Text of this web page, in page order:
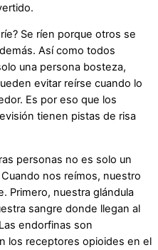
.
Se ríen porque otros se
Así como todos
una persona bosteza,
evitar reírse cuando lo
. Es por eso que los
tienen pistas de risa
personas no es solo un
nos reímos, nuestro
. Primero, nuestra glándula
sangre donde llegan al
endorfinas son
los receptores opioides en el